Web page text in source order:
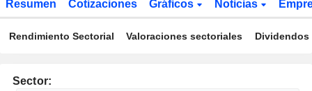
Resumen Cotizaciones Gráficos Noticias
Rendimiento Sectorial Valoraciones sectoriales
Sector: